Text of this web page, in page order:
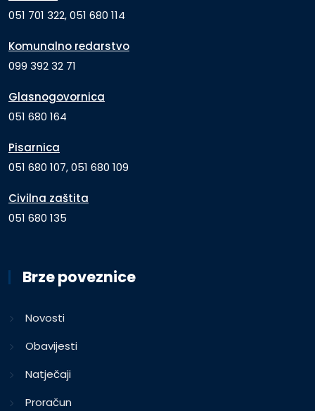
051 701 322, 051 680 114
Komunalno redarstvo
099 392 32 71
Glasnogovornica
051 680 164
Pisarnica
051 680 107, 051 680 109
Civilna zaštita
051 680 135
Brze poveznice
Novosti
Obavijesti
Natječaji
Proračun